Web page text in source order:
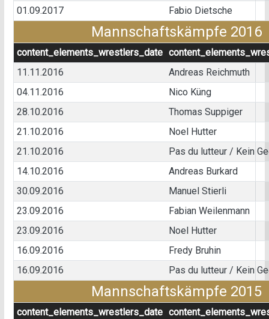
01.09.2017 Fabio Dietsche
Mannschaftskämpfe 2016
content_elements_wrestlers_date
11.11.2016
Andreas Reichmuth
04.11.2016
Nico Küng
28.10.2016
Thomas Suppiger
21.10.2016
Noel Hutter
21.10.2016
Pas du lutteur / Kein
14.10.2016
Andreas Burkard
30.09.2016
Manuel Stierli
23.09.2016
Fabian Weilenmann
23.09.2016
Noel Hutter
16.09.2016
Fredy Bruhin
16.09.2016
Pas du lutteur / Kein
Mannschaftskämpfe 2015
content_elements_wrestlers_date